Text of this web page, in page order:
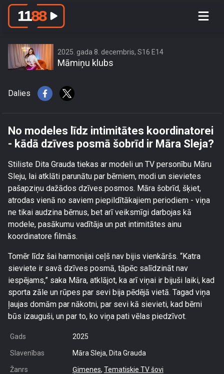
No modeles līdz intimitātes
2025. gada 8. decembris, S16 E14
Māmiņu klubs
Dalies
No modeles līdz intimitātes koordinatorei
- kādā dzīves posmā šobrīd ir Māra Sleja?
Stiliste Dita Grauda tiekas ar modeli un TV personību Māru
Sleju, lai atklāti parunātu par bērniem, modi un sievietes
pašapziņu dažādos dzīves posmos. Māra šobrīd, šķiet,
atrodas vienā no saviem piepildītākajiem periodiem - viņa
ne tikai audzina bērnus, bet arī veiksmīgi darbojas kā
modele, pasākumu vadītāja un pat intimitātes ainu
koordinatore filmās.
Tomēr līdz šai harmonijai ceļš nav bijis vienkāršs. “Katra
sieviete ir savā dzīves posmā, tāpēc salīdzināt nav
iespējams,” saka Māra, atklājot, ka arī viņai ir bijuši laiki, kad
sporta zāle un rūpes par sevi bija pēdējā vietā. Tagad viņa
ļaujas domām par nākotni, par sevi kā sievieti, kad bērni
būs izauguši, un par to, ko viņa pati vēlas piedzīvot.
Gads 2025
Slavenības Māra Sleja, Dita Grauda
Žanrs Ģimenes, Tematiskie TV šovi